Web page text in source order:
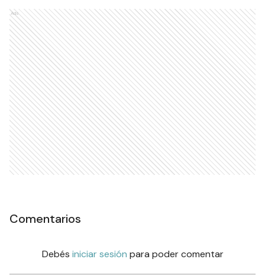
Ads
Comentarios
Debés iniciar sesión para poder comentar